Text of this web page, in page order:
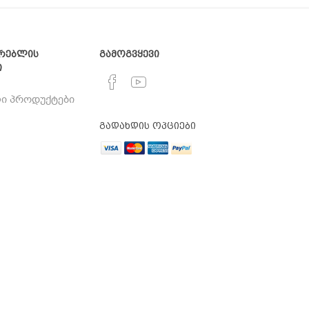
პროდუქტები
გამოგვყევი
გადახდის ოპციები